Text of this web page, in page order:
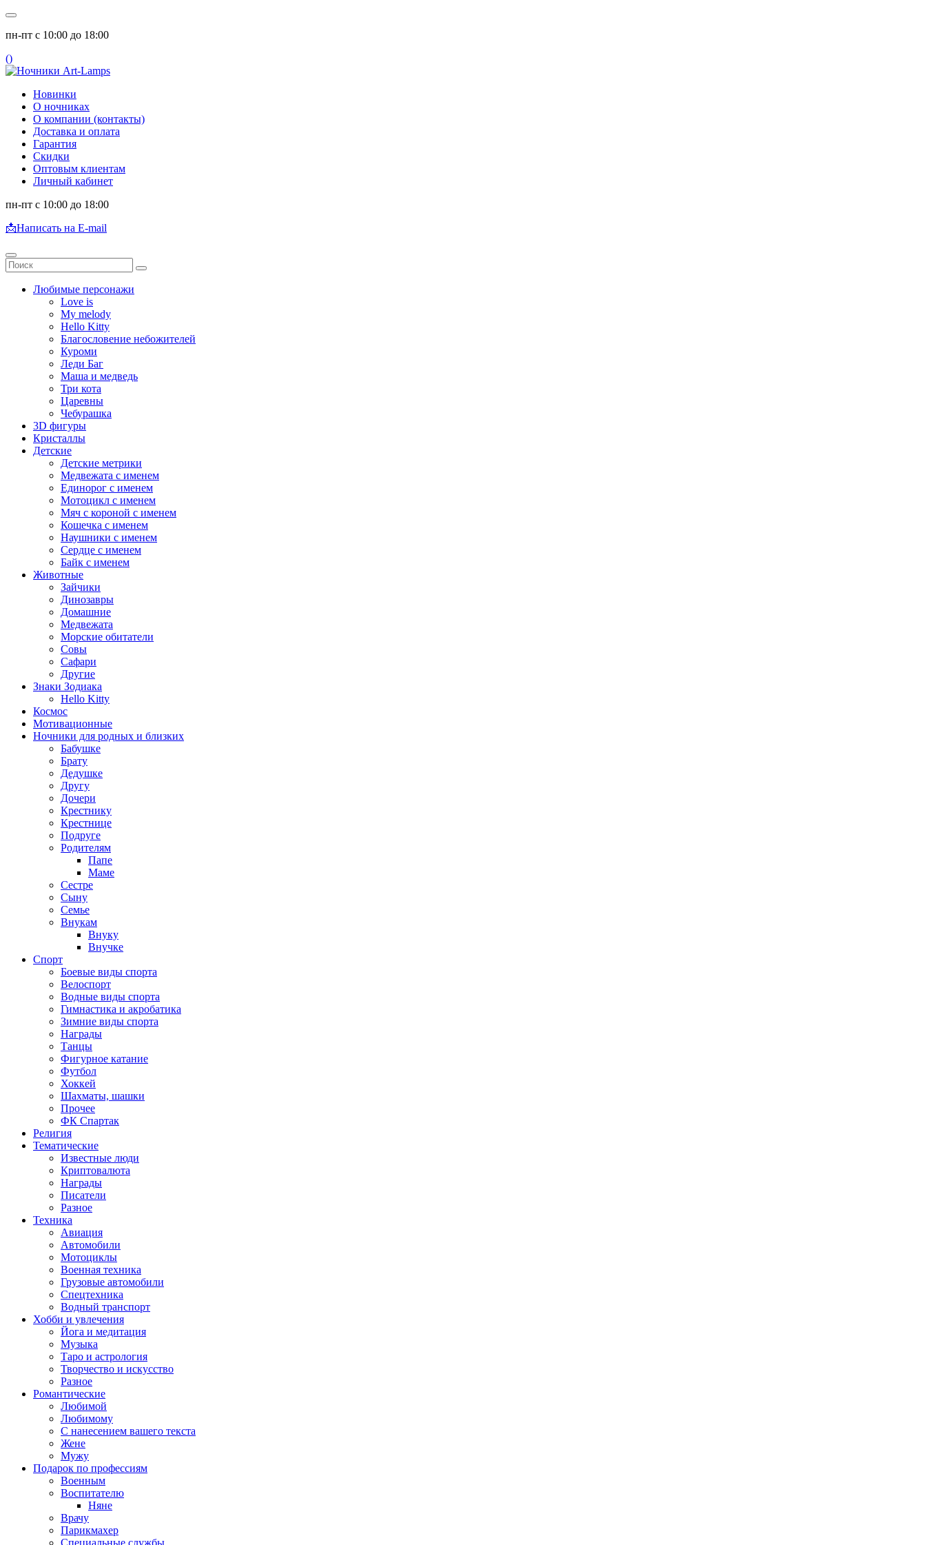
пн-пт с 10:00 до 18:00
()
Новинки
О ночниках
О компании (контакты)
Доставка и оплата
Гарантия
Скидки
Оптовым клиентам
Личный кабинет
пн-пт с 10:00 до 18:00
📩Написать на E-mail
Любимые персонажи
Love is
My melody
Hello Kitty
Благословение небожителей
Куроми
Леди Баг
Маша и медведь
Три кота
Царевны
Чебурашка
3D фигуры
Кристаллы
Детские
Детские метрики
Медвежата с именем
Единорог с именем
Мотоцикл с именем
Мяч с короной с именем
Кошечка с именем
Наушники с именем
Сердце с именем
Байк с именем
Животные
Зайчики
Динозавры
Домашние
Медвежата
Морские обитатели
Совы
Сафари
Другие
Знаки Зодиака
Hello Kitty
Космос
Мотивационные
Ночники для родных и близких
Бабушке
Брату
Дедушке
Другу
Дочери
Крестнику
Крестнице
Подруге
Родителям
Папе
Маме
Сестре
Сыну
Семье
Внукам
Внуку
Внучке
Спорт
Боевые виды спорта
Велоспорт
Водные виды спорта
Гимнастика и акробатика
Зимние виды спорта
Награды
Танцы
Фигурное катание
Футбол
Хоккей
Шахматы, шашки
Прочее
ФК Спартак
Религия
Тематические
Известные люди
Криптовалюта
Награды
Писатели
Разное
Техника
Авиация
Автомобили
Мотоциклы
Военная техника
Грузовые автомобили
Спецтехника
Водный транспорт
Хобби и увлечения
Йога и медитация
Музыка
Таро и астрология
Творчество и искусство
Разное
Романтические
Любимой
Любимому
С нанесением вашего текста
Жене
Мужу
Подарок по профессиям
Военным
Воспитателю
Няне
Врачу
Парикмахер
Специальные службы